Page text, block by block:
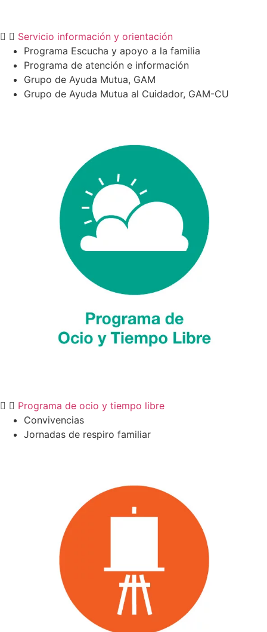
Servicio información y orientación
Programa Escucha y apoyo a la familia
Programa de atención e información
Grupo de Ayuda Mutua, GAM
Grupo de Ayuda Mutua al Cuidador, GAM-CU
Programa de ocio y tiempo libre
Convivencias
Jornadas de respiro familiar